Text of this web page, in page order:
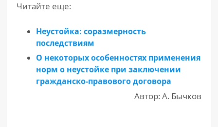
Читайте еще:
Неустойка: соразмерность
последствиям
О некоторых особенностях применения
норм о неустойке при заключении
гражданско-правового договора
Автор: А. Бычков